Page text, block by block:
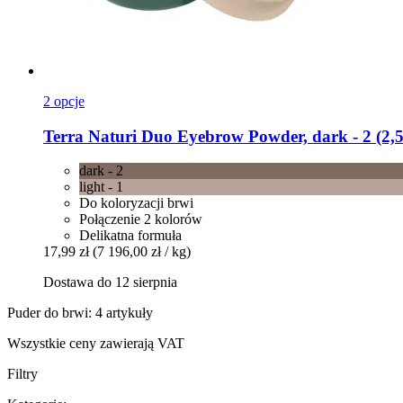
2 opcje
Terra Naturi Duo Eyebrow Powder, dark -​ 2
dark - 2
light - 1
Do koloryzacji brwi
Połączenie 2 kolorów
Delikatna formuła
17,99 zł (7 196,00 zł / kg)
Dostawa do 12 sierpnia
Puder do brwi: 4 artykuły
Wszystkie ceny zawierają VAT
Filtry